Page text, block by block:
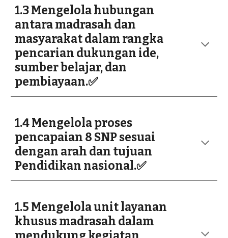
1.3 Mengelola hubungan
antara madrasah dan
masyarakat dalam rangka
pencarian dukungan ide,
sumber belajar, dan
pembiayaan.✅
1.4 Mengelola proses
pencapaian 8 SNP sesuai
dengan arah dan tujuan
Pendidikan nasional.✅
1.5 Mengelola unit layanan
khusus madrasah dalam